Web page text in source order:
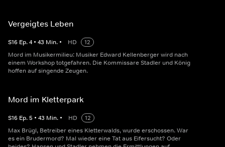
Vergeigtes Leben
S16 Ep.4 • 43 Min. • HD
12
Mord im Musikermilieu: Musiker Edward Kellenberger wird nach
einem Workshop totgefahren. Die Kommissare Stadler und König
hoffen auf singende Zeugen.
Mord im Kletterpark
S16 Ep.5 • 43 Min. • HD
12
Max Brügl, Betreiber eines Kletterwalds, wurde erschossen. War
es ein Brudermord? Mal wieder eine Tat aus Eifersucht? Oder